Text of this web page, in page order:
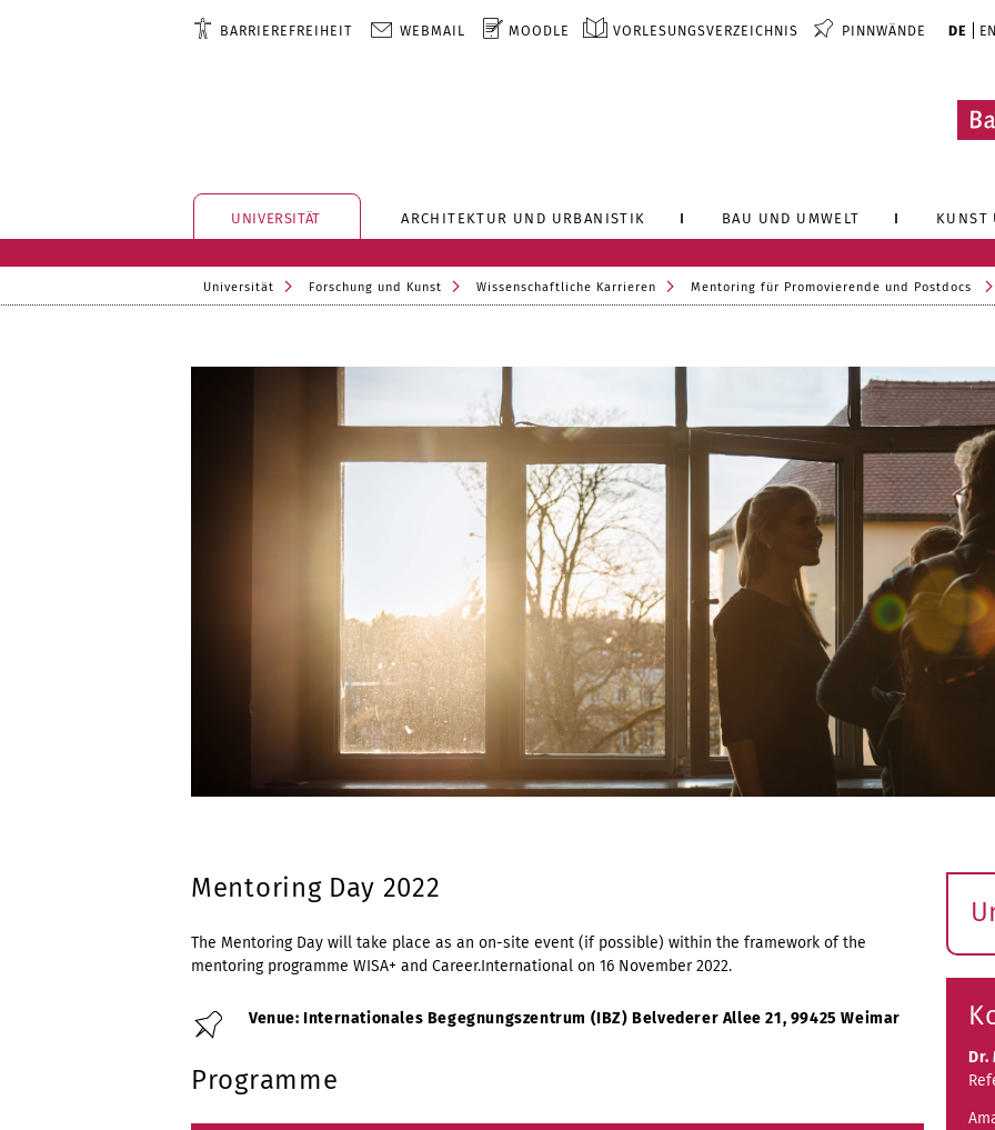
BARRIEREFREIHEIT WEBMAIL MOODLE VORLESUNGSVERZEICHNIS PINNWÄNDE DE EN
UNIVERSITÄT ARCHITEKTUR UND URBANISTIK BAU UND UMWELT KUNST
Universität Forschung und Kunst Wissenschaftliche Karrieren Mentoring für Promovierende und Postdocs
Mentoring Day 2022
The Mentoring Day will take place as an on-site event (if possible) within the framework of the
mentoring programme WISA+ and Career.International on 16 November 2022.
Venue: Internationales Begegnungszentrum (IBZ) Belvederer Allee 21, 99425 Weimar
Programme